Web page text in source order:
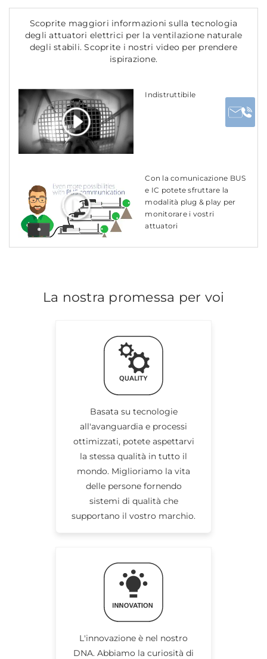
Scoprite maggiori informazioni sulla tecnologia
degli attuatori elettrici per la ventilazione naturale
degli stabili. Scoprite i nostri video per prendere
ispirazione.
Indistruttibile
Con la comunicazione BUS
e IC potete sfruttare la
modalità plug & play per
monitorare i vostri
attuatori
La nostra promessa per voi
Basata su tecnologie
all'avanguardia e processi
ottimizzati, potete aspettarvi
la stessa qualità in tutto il
mondo. Miglioriamo la vita
delle persone fornendo
sistemi di qualità che
supportano il vostro marchio.
L'innovazione è nel nostro
DNA. Abbiamo la curiosità di